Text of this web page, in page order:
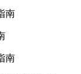
南
南